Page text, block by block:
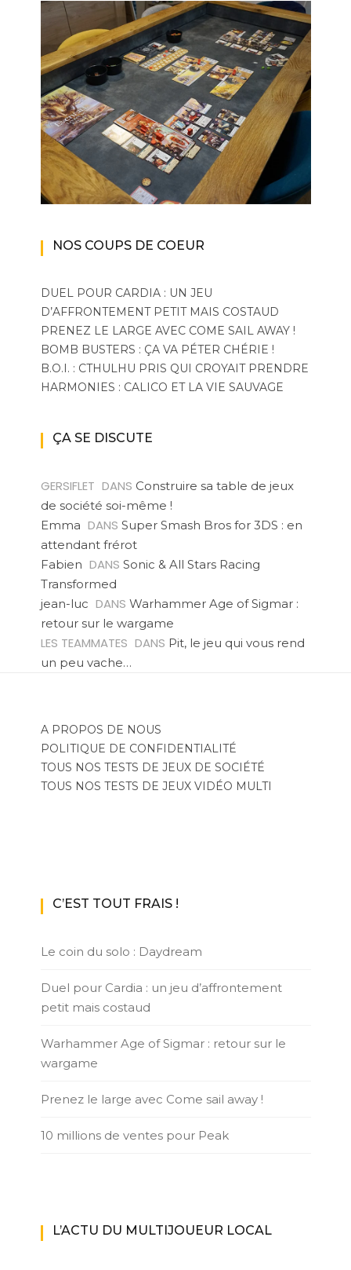
NOS COUPS DE COEUR
DUEL POUR CARDIA : UN JEU
D’AFFRONTEMENT PETIT MAIS COSTAUD
PRENEZ LE LARGE AVEC COME SAIL AWAY !
BOMB BUSTERS : ÇA VA PÉTER CHÉRIE !
B.O.I. : CTHULHU PRIS QUI CROYAIT PRENDRE
HARMONIES : CALICO ET LA VIE SAUVAGE
ÇA SE DISCUTE
GERSIFLET DANS Construire sa table de jeux
de société soi-même !
Emma DANS Super Smash Bros for 3DS : en
attendant frérot
Fabien DANS Sonic & All Stars Racing
Transformed
jean-luc DANS Warhammer Age of Sigmar :
retour sur le wargame
LES TEAMMATES DANS Pit, le jeu qui vous rend
un peu vache…
A PROPOS DE NOUS
POLITIQUE DE CONFIDENTIALITÉ
TOUS NOS TESTS DE JEUX DE SOCIÉTÉ
TOUS NOS TESTS DE JEUX VIDÉO MULTI
C’EST TOUT FRAIS !
Le coin du solo : Daydream
Duel pour Cardia : un jeu d’affrontement
petit mais costaud
Warhammer Age of Sigmar : retour sur le
wargame
Prenez le large avec Come sail away !
10 millions de ventes pour Peak
L’ACTU DU MULTIJOUEUR LOCAL